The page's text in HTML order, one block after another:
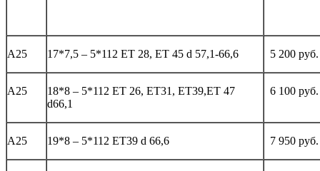
А25 17*7,5 – 5*112 ЕТ 28, ET 45 d 57,1-66,6 5 200 руб.
А25
18*8 – 5*112 ЕТ 26, ЕТ31, ЕТ39,ЕТ 47
d66,1
6 100 руб.
А25 19*8 – 5*112 ЕТ39 d 66,6 7 950 руб.